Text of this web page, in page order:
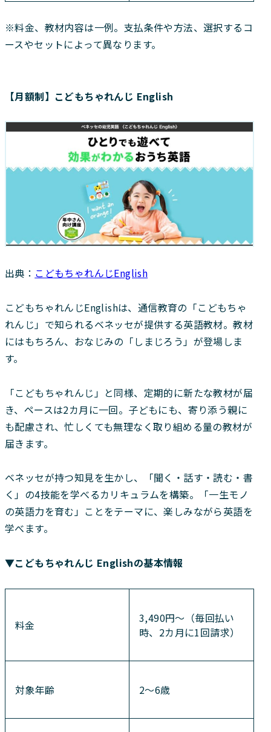
※料金、教材内容は一例。支払条件や方法、選択するコ
ースやセットによって異なります。
【月額制】こどもちゃれんじ English
出典： こどもちゃれんじEnglish
こどもちゃれんじEnglishは、通信教育の「こどもちゃ
れんじ」で知られるベネッセが提供する英語教材。教材
にはもちろん、おなじみの「しまじろう」が登場しま
す。
「こどもちゃれんじ」と同様、定期的に新たな教材が届
き、ペースは2カ月に一回。子どもにも、寄り添う親に
も配慮され、忙しくても無理なく取り組める量の教材が
届きます。
ベネッセが持つ知見を生かし、「聞く・話す・読む・書
く」の4技能を学べるカリキュラムを構築。「一生モノ
の英語力を育む」ことをテーマに、楽しみながら英語を
学べます。
▼こどもちゃれんじ Englishの基本情報
料金
3,490円〜（毎回払い
時、2カ月に1回請求）
対象年齢 2〜6歳